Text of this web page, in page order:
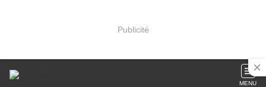
Publicité
MENU